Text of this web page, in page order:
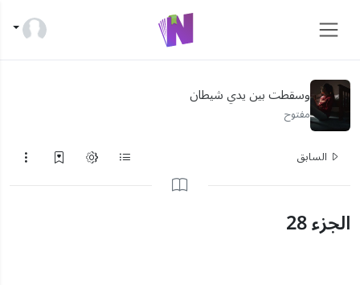
وسقطت بين يدي شيطان
مفتوح
السابق
الجزء 28